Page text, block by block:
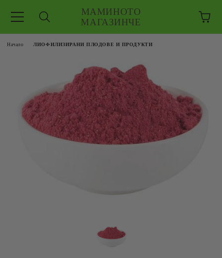
МАМИНОТО
МАГАЗИНЧЕ
Начало ЛИОФИЛИЗИРАНИ ПЛОДОВЕ И ПРОДУКТИ